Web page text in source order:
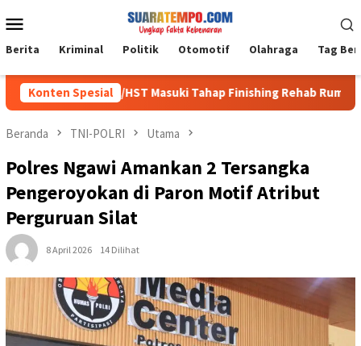
ke
kontenMobile
Berita Kriminal Politik Otomotif Olahraga Tag
Konten Spesial
Kodim 1002/HST Masuki Tahap Finishing Rehab Rumah Warga
Beranda TNI-POLRI Utama
Polres Ngawi Amankan 2 Tersangka
Pengeroyokan di Paron Motif Atribut
Perguruan Silat
8 April 2026 14 Dilihat